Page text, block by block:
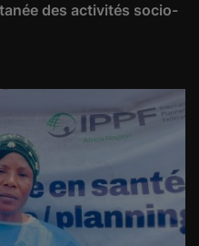
des activités socio-